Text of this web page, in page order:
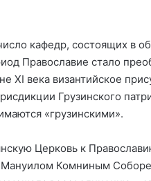
кафедр, состоящих в
Православие стало
XI века византийское
Грузинского
«грузинскими».
Церковь к
Комниным